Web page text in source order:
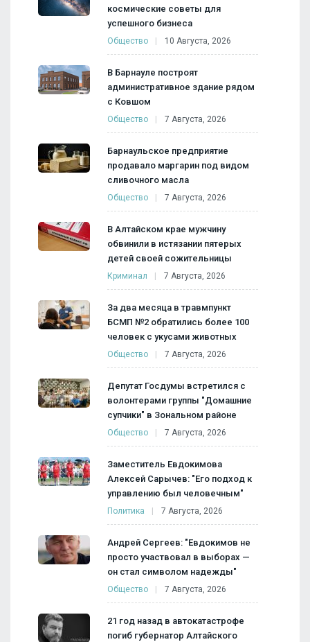
космические советы для
успешного бизнеса
Общество 10 Августа, 2026
В Барнауле построят
административное здание рядом
с Ковшом
Общество 7 Августа, 2026
Барнаульское предприятие
продавало маргарин под видом
сливочного масла
Общество 7 Августа, 2026
В Алтайском крае мужчину
обвинили в истязании пятерых
детей своей сожительницы
Криминал 7 Августа, 2026
За два месяца в травмпункт
БСМП №2 обратились более 100
человек с укусами животных
Общество 7 Августа, 2026
Депутат Госдумы встретился с
волонтерами группы "Домашние
супчики" в Зональном районе
Общество 7 Августа, 2026
Заместитель Евдокимова
Алексей Сарычев: "Его подход к
управлению был человечным"
Политика 7 Августа, 2026
Андрей Сергеев: "Евдокимов не
просто участвовал в выборах —
он стал символом надежды"
Общество 7 Августа, 2026
21 год назад в автокатастрофе
погиб губернатор Алтайского